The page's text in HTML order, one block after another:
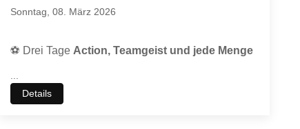
Sonntag, 08. März 2026
⚽ Drei Tage Action, Teamgeist und jede Menge
...
Details